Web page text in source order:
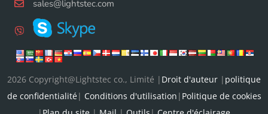
sales@lightstec.com
2026 Copyright@Lightstec co., Limité | Droit d'auteur | politique
de confidentialité| Conditions d'utilisation | Politique de cookies